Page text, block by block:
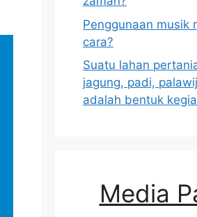
Penggunaan musik
cara?
Suatu lahan
jagung, padi,
adalah bentuk
Media